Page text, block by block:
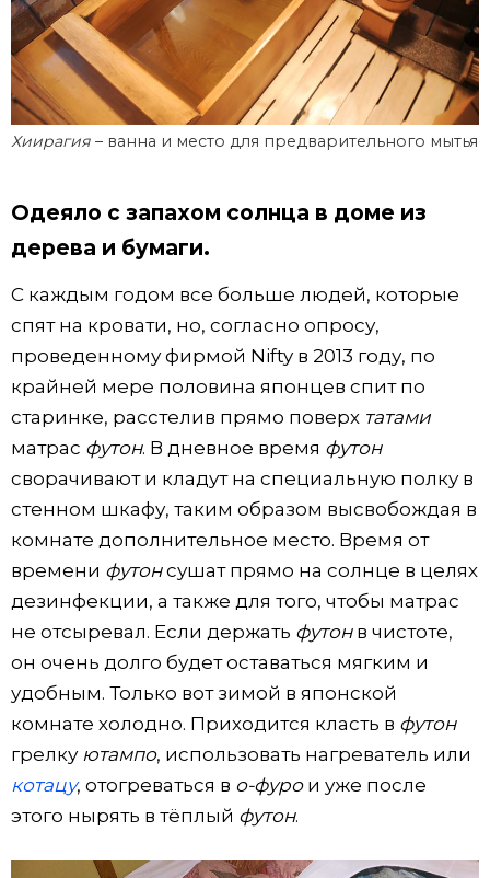
Хиирагия– ванна и место для предварительного мытья
Одеяло с запахом солнца в доме из
дерева и бумаги.
С каждым годом все больше людей, которые
спят на кровати, но, согласно опросу,
проведенному фирмой Nifty в 2013 году, по
крайней мере половина японцев спит по
старинке, расстелив прямо поверх татами
матрас футон. В дневное время футон
сворачивают и кладут на специальную полку в
стенном шкафу, таким образом высвобождая в
комнате дополнительное место. Время от
времени футонсушат прямо на солнце в целях
дезинфекции, а также для того, чтобы матрас
не отсыревал. Если держать футонв чистоте,
он очень долго будет оставаться мягким и
удобным. Только вот зимой в японской
комнате холодно. Приходится класть в футон
грелку ютампо, использовать нагреватель или
котацу, отогреваться в о-фурои уже после
этого нырять в тёплый футон.